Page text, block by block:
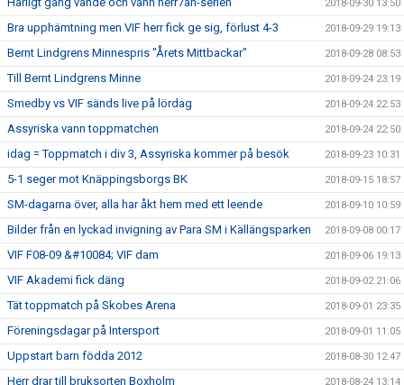
2018-09-30 13:50
Bra upphämtning men VIF herr fick ge sig, förlust 4-3 2018-09-29 19:13
Bernt Lindgrens Minnespris "Årets Mittbackar" 2018-09-28 08:53
Till Bernt Lindgrens Minne 2018-09-24 23:19
Smedby vs VIF sänds live på lördag 2018-09-24 22:53
Assyriska vann toppmatchen 2018-09-24 22:50
idag = Toppmatch i div 3, Assyriska kommer på besök 2018-09-23 10:31
5-1 seger mot Knäppingsborgs BK 2018-09-15 18:57
SM-dagarna över, alla har åkt hem med ett leende 2018-09-10 10:59
Bilder från en lyckad invigning av Para SM i Källängsparken 2018-09-08 00:17
VIF F08-09 &#10084; VIF dam 2018-09-06 19:13
VIF Akademi fick däng 2018-09-02 21:06
Tät toppmatch på Skobes Arena 2018-09-01 23:35
Föreningsdagar på Intersport 2018-09-01 11:05
Uppstart barn födda 2012 2018-08-30 12:47
Herr drar till bruksorten Boxholm 2018-08-24 13:14